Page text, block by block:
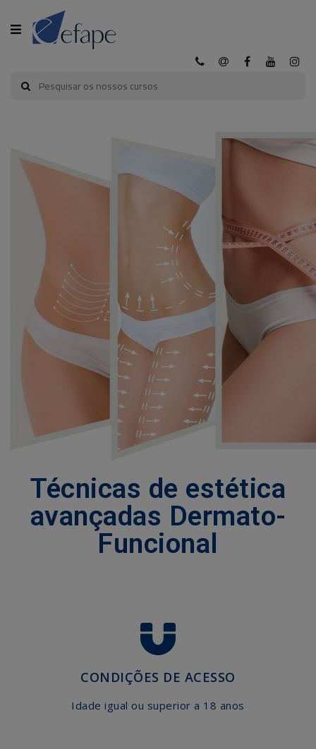
CATEGORIA
EFAPE
CURSOS
EFAPE
CURSOS
LEARNING
AGENDA
EFAPE
NOS
Técnicas de estética
avançadas Dermato-
Funcional
CONDIÇÕES DE ACESSO
Idade igual ou superior a 18 anos